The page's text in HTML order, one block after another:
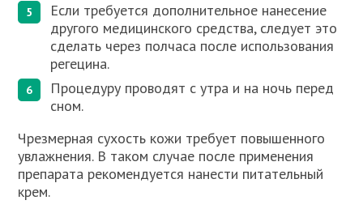
Если требуется дополнительное нанесение
другого медицинского средства, следует это
сделать через полчаса после использования
регецина.
Процедуру проводят с утра и на ночь перед
сном.
Чрезмерная сухость кожи требует повышенного
увлажнения. В таком случае после применения
препарата рекомендуется нанести питательный
крем.